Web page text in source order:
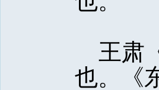
王肃
也。《